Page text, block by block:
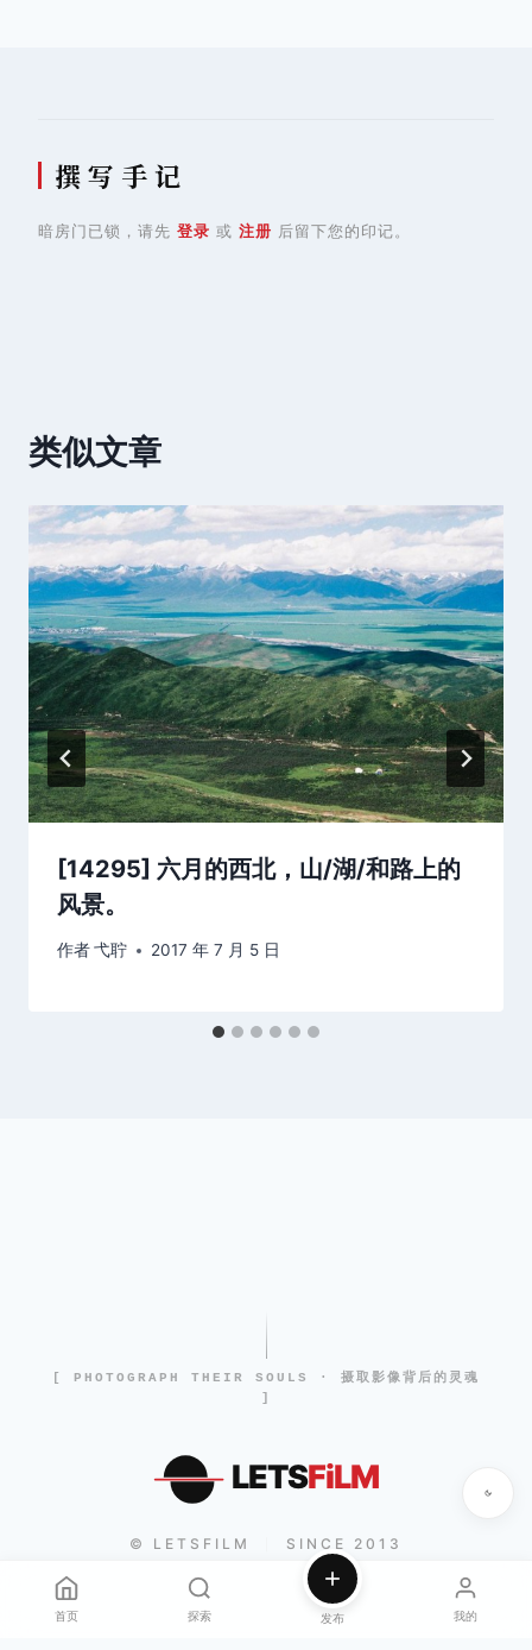
撰 写 手 记
暗房门已锁，请先 登录 或 注册 后留下您的印记。
类似文章
[14295] 六月的西北，山/湖/和路上的
风景。
作者弋聍 2017 年 7 月 5 日
[ PHOTOGRAPH THEIR SOULS · 摄取影像背后的灵魂
]
LETSFiLM
© LETSFILM SINCE 2013
首页 探索 发布 我的